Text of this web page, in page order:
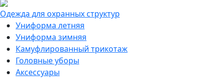
Одежда для охранных структур
Униформа летняя
Униформа зимняя
Камуфлированный трикотаж
Головные уборы
Аксессуары